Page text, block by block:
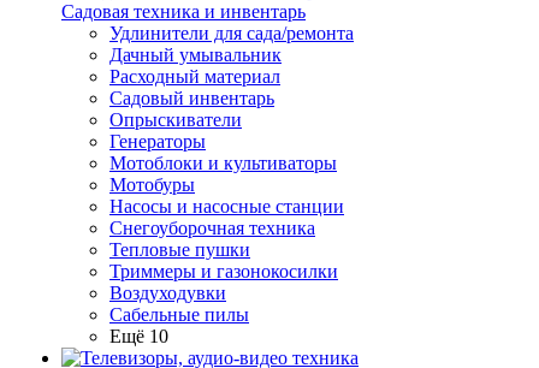
Садовая техника и инвентарь
Удлинители для сада/ремонта
Дачный умывальник
Расходный материал
Садовый инвентарь
Опрыскиватели
Генераторы
Мотоблоки и культиваторы
Мотобуры
Насосы и насосные станции
Снегоуборочная техника
Тепловые пушки
Триммеры и газонокосилки
Воздуходувки
Сабельные пилы
Ещё 10